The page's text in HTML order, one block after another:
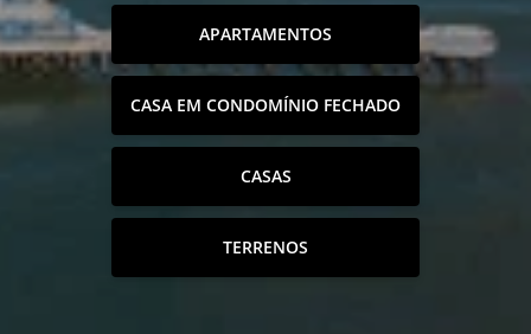
APARTAMENTOS
CASA EM CONDOMÍNIO FECHADO
CASAS
TERRENOS